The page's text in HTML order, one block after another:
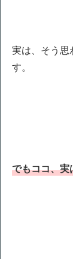
実は、そう思
す。
でもココ、実